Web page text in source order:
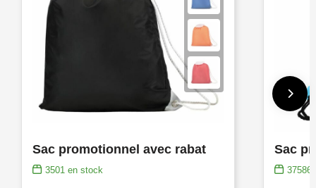
Sac promotionnel avec rabat
3501en stock
Sac
37586